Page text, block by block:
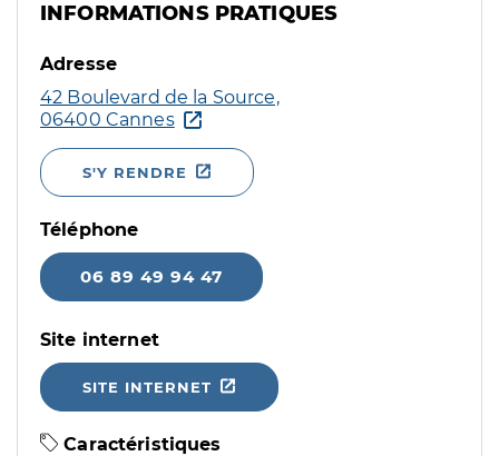
INFORMATIONS PRATIQUES
Adresse
42 Boulevard de la Source,
06400 Cannes
S'Y RENDRE
Téléphone
06 89 49 94 47
Site internet
SITE INTERNET
Caractéristiques